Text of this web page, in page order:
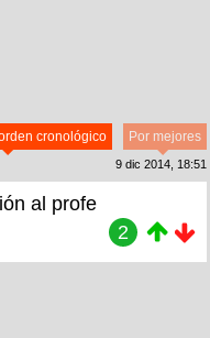
Por mejores
cronológico
9 dic 2014, 18:51
al profe
2